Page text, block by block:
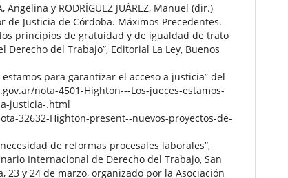
Angelina y RODRÍGUEZ JUÁREZ, Manuel (dir.)
de Justicia de Córdoba. Máximos Precedentes.
principios de gratuidad y de igualdad de trato
Derecho del Trabajo”, Editorial La Ley, Buenos
estamos para garantizar el acceso a justicia” del
nota-4501-Highton---Los-jueces-estamos-
justicia-.html
32632-Highton-present--nuevos-proyectos-de-
necesidad de reformas procesales laborales”,
Internacional de Derecho del Trabajo, San
23 y 24 de marzo, organizado por la Asociación